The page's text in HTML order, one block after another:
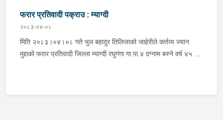
प ८९४३ नं. को मोटरसाइकल एक आपसमा ठक्कर खाई दुर्घटना हुँदा
मोटरसाइकल चालक जिल्ला मोरङ बिराटनगर म.न.पा. वडा न. १३ बस्ने बर्ष
३० को अभिषेक कुमार पण्डित घाईते भई उपचारको लागी एलआईभ अस्पताल
चितवन पठाएको, मोटरसाइकल,ट्रक र ट्रक चालक जिल्ला न.प.पुर्व देवचुली
फरार प्रतिवादी पक्राउ : म्याग्दी
२०८३-०४-०८
मिति २०८३।०४।०८ गते भुल बहादुर तिलिजाको जाहेरीले कर्तव्य ज्यान
मुद्दाको फरार प्रतिवादी जिल्ला म्याग्दी रघुगंगा गा.पा.४ दग्नाम बस्ने वर्ष ४५ को